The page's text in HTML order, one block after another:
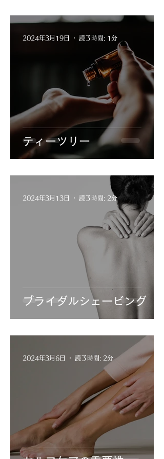
ティーツリー
2024年3月19日 読了時間: 1分
ブライダルシェービング
2024年3月13日 読了時間: 2分
2024年3月6日 読了時間: 2分